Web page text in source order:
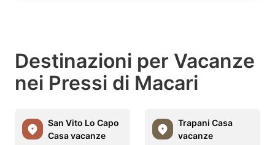
Destinazioni per Vacanze
nei Pressi di Macari
San Vito Lo Capo
Casa vacanze
Trapani Casa
vacanze